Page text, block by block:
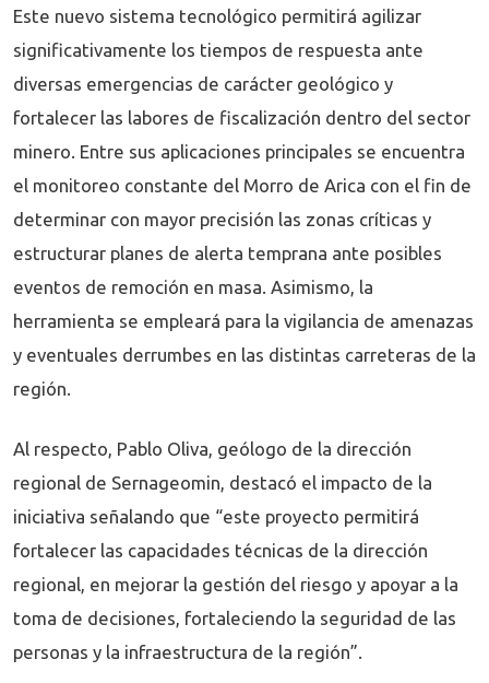
Este nuevo sistema tecnológico permitirá agilizar
significativamente los tiempos de respuesta ante
diversas emergencias de carácter geológico y
fortalecer las labores de fiscalización dentro del sector
minero. Entre sus aplicaciones principales se encuentra
el monitoreo constante del Morro de Arica con el fin de
determinar con mayor precisión las zonas críticas y
estructurar planes de alerta temprana ante posibles
eventos de remoción en masa. Asimismo, la
herramienta se empleará para la vigilancia de amenazas
y eventuales derrumbes en las distintas carreteras de la
región.
Al respecto, Pablo Oliva, geólogo de la dirección
regional de Sernageomin, destacó el impacto de la
iniciativa señalando que “este proyecto permitirá
fortalecer las capacidades técnicas de la dirección
regional, en mejorar la gestión del riesgo y apoyar a la
toma de decisiones, fortaleciendo la seguridad de las
personas y la infraestructura de la región”.